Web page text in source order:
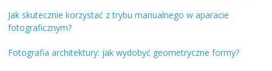
Jak skutecznie korzystać z trybu manualnego w aparacie
fotograficznym?
Fotografia architektury: jak wydobyć geometryczne formy?